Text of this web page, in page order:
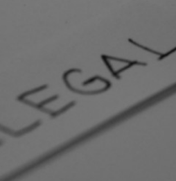
PRENDI UN APPUNTAMENTO